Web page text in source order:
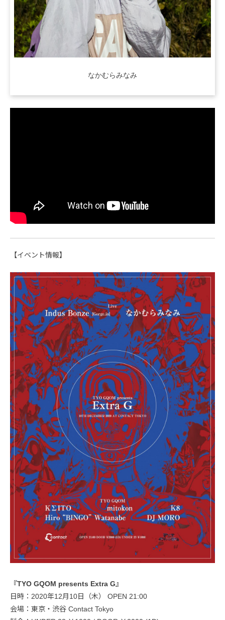
なかむらみなみ
【イベント情報】
『TYO GQOM presents Extra G』
日時：2020年12月10日（木） OPEN 21:00
会場：東京・渋谷 Contact Tokyo